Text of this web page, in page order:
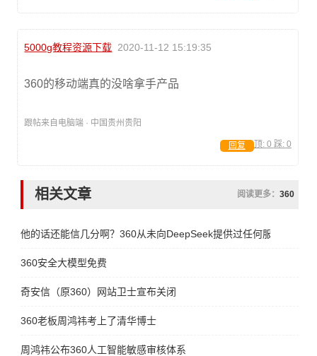
5000g教程资源下载 2020-11-12 15:19:35
360的移动端真的没啥拿手产品
跟帖来自电脑端 · 中国贵州贵阳
顶: 0 踩: 0
回复
相关文章 阅读更多： 360
他的话还能信几分啊？360从未向DeepSeek提供过任何服务！
360安全大模型免费
奇安信（原360）网站卫士宣布关闭
360老板周鸿祎考上了清华博士
周鸿祎公布360人工智能敏感审核体系